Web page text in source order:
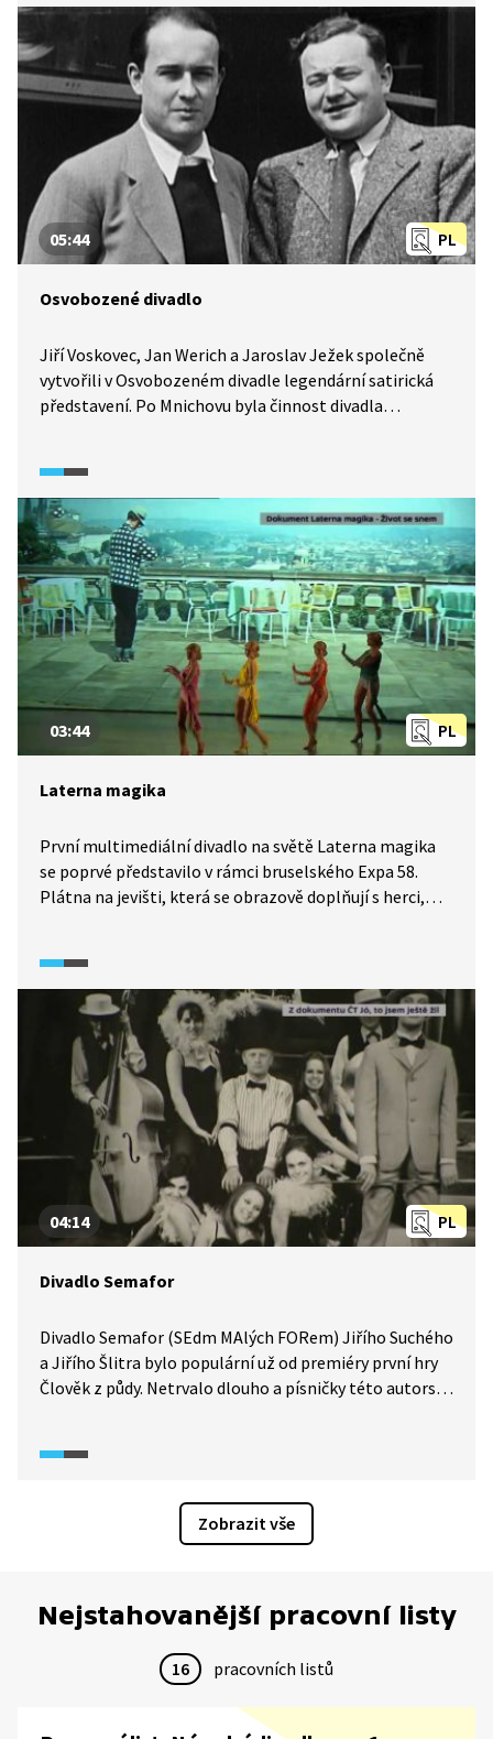
PL
05:44
Osvobozené divadlo
Jiří Voskovec, Jan Werich a Jaroslav Ježek společně
vytvořili v Osvobozeném divadle legendární satirická
představení. Po Mnichovu byla činnost divadla
po válce?
PL
03:44
Laterna magika
První multimediální divadlo na světě Laterna magika
se poprvé představilo v rámci bruselského Expa 58.
Plátna na jevišti, která se obrazově doplňují s herci,
a české kultury. Víte, že její představení Kouzelný cirkus
je patrně nejhranějším divadelním představením
ve střední Evropě? Dnes je Laterna magika součástí
Nové scény Národního divadla.
PL
04:14
Divadlo Semafor
Divadlo Semafor (SEdm MAlých FORem) Jiřího Suchého
a Jiřího Šlitra bylo populární už od premiéry první hry
Člověk z půdy. Netrvalo dlouho a písničky této autorské
Zobrazit vše
Nejstahovanější pracovní listy
16 pracovních listů